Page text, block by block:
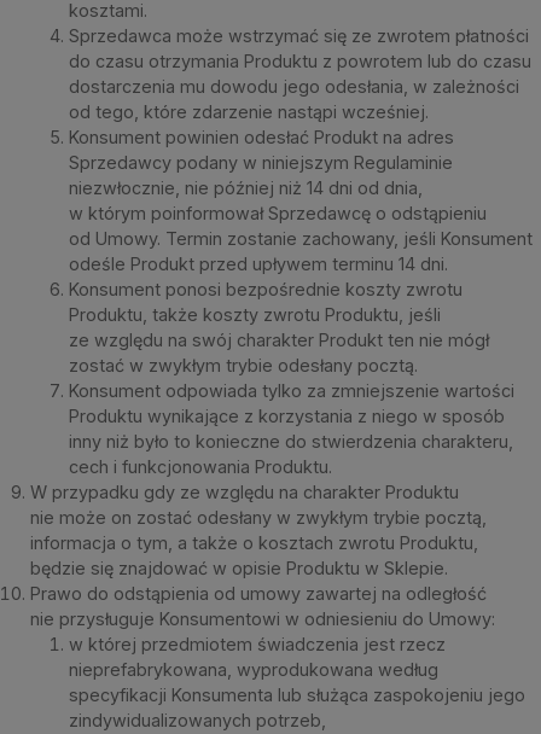
kosztami.
Sprzedawca może wstrzymać się ze zwrotem płatności
do czasu otrzymania Produktu z powrotem lub do czasu
dostarczenia mu dowodu jego odesłania, w zależności
od tego, które zdarzenie nastąpi wcześniej.
Konsument powinien odesłać Produkt na adres
Sprzedawcy podany w niniejszym Regulaminie
niezwłocznie, nie później niż 14 dni od dnia,
w którym poinformował Sprzedawcę o odstąpieniu
od Umowy. Termin zostanie zachowany, jeśli Konsument
odeśle Produkt przed upływem terminu 14 dni.
Konsument ponosi bezpośrednie koszty zwrotu
Produktu, także koszty zwrotu Produktu, jeśli
ze względu na swój charakter Produkt ten nie mógł
zostać w zwykłym trybie odesłany pocztą.
Konsument odpowiada tylko za zmniejszenie wartości
Produktu wynikające z korzystania z niego w sposób
inny niż było to konieczne do stwierdzenia charakteru,
cech i funkcjonowania Produktu.
W przypadku gdy ze względu na charakter Produktu
nie może on zostać odesłany w zwykłym trybie pocztą,
informacja o tym, a także o kosztach zwrotu Produktu,
będzie się znajdować w opisie Produktu w Sklepie.
Prawo do odstąpienia od umowy zawartej na odległość
nie przysługuje Konsumentowi w odniesieniu do Umowy:
w której przedmiotem świadczenia jest rzecz
nieprefabrykowana, wyprodukowana według
specyfikacji Konsumenta lub służąca zaspokojeniu jego
zindywidualizowanych potrzeb,